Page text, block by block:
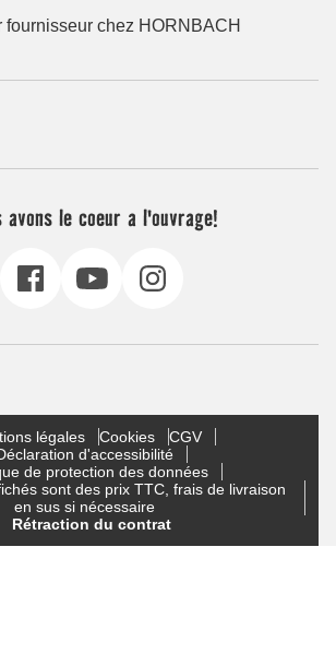
fournisseur chez HORNBACH
avons le coeur a l'ouvrage!
légales Cookies
CGV
d'accessibilité
de protection des données
sont des prix TTC, frais de livraison
en sus si nécessaire
Rétraction du contrat